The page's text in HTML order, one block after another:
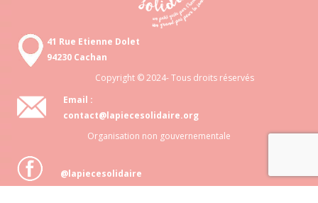
41 Rue Etienne Dolet
94230 Cachan
Copyright © 2024- Tous droits réservés
Email :
contact@lapiecesolidaire.org
Organisation non gouvernementale
@lapiecesolidaire